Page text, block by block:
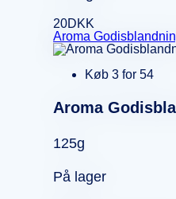
20DKK
Aroma
Køb 3 for 54
Aroma
125g
På lager